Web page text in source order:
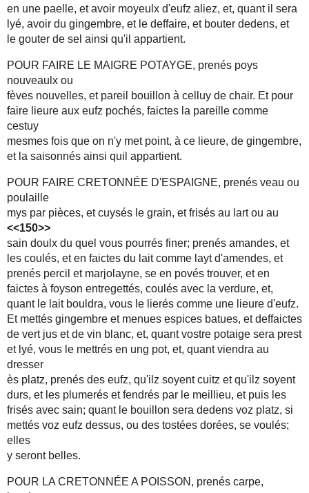
en une paelle, et avoir moyeulx d'eufz aliez, et, quant il sera
lyé, avoir du gingembre, et le deffaire, et bouter dedens, et
le gouter de sel ainsi qu'il appartient.
POUR FAIRE LE MAIGRE POTAYGE, prenés poys
nouveaulx ou
fèves nouvelles, et pareil bouillon à celluy de chair. Et pour
faire lieure aux eufz pochés, faictes la pareille comme
cestuy
mesmes fois que on n'y met point, à ce lieure, de gingembre,
et la saisonnés ainsi quil appartient.
POUR FAIRE CRETONNÉE D'ESPAIGNE, prenés veau ou
poulaille
mys par pièces, et cuysés le grain, et frisés au lart ou au
<<150>>
sain doulx du quel vous pourrés finer; prenés amandes, et
les coulés, et en faictes du lait comme layt d'amendes, et
prenés percil et marjolayne, se en povés trouver, et en
faictes à foyson entregettés, coulés avec la verdure, et,
quant le lait bouldra, vous le lierés comme une lieure d'eufz.
Et mettés gingembre et menues espices batues, et deffaictes
de vert jus et de vin blanc, et, quant vostre potaige sera prest
et lyé, vous le mettrés en ung pot, et, quant viendra au
dresser
ès platz, prenés des eufz, qu'ilz soyent cuitz et qu'ilz soyent
durs, et les plumerés et fendrés par le meillieu, et puis les
frisés avec sain; quant le bouillon sera dedens voz platz, si
mettés voz eufz dessus, ou des tostées dorées, se voulés;
elles
y seront belles.
POUR LA CRETONNÉE A POISSON, prenés carpe,